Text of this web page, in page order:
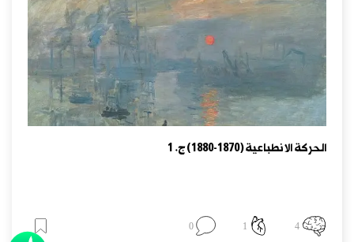
الحركة الانطباعية (1870-1880) ج‏‎.‎‏ 1‏
4
1
0